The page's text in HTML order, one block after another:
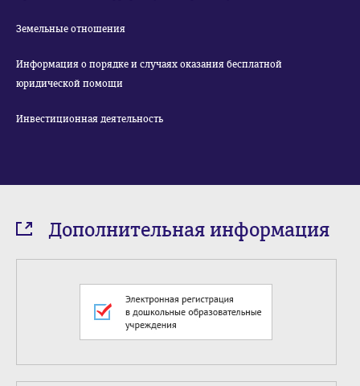
Земельные отношения
Информация о порядке и случаях оказания бесплатной
юридической помощи
Инвестиционная деятельность
Дополнительная информация